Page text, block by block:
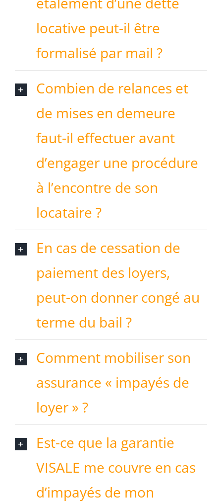
locative peut-il être
formalisé par mail ?
Combien de relances et
de mises en demeure
faut-il effectuer avant
d’engager une procédure
à l’encontre de son
locataire ?
En cas de cessation de
paiement des loyers,
peut-on donner congé au
terme du bail ?
Comment mobiliser son
assurance « impayés de
loyer » ?
Est-ce que la garantie
VISALE me couvre en cas
d’impayés de mon